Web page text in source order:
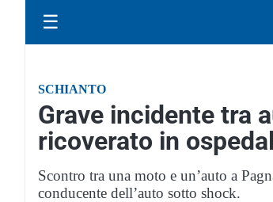
☰
SCHIANTO
Grave incidente tra
ricoverato in
Scontro tra una moto e un’auto a
conducente dell’auto sotto shock.